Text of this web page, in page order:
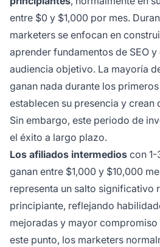
entre $0 y $1,000 por mes.
marketers se enfocan en
aprender fundamentos de SEO
audiencia objetivo. La mayoría
ganan nada durante los
establecen su presencia y
Sin embargo, este periodo de
el éxito a largo plazo.
Los afiliados intermedios con
ganan entre $1,000 y $10,000
representa un salto significativo
principiante, reflejando
mejoradas y mayor compromiso
este punto, los marketers